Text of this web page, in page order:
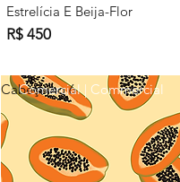
Estrelícia E Beija-Flor
R$ 450
Cabeçalho 6
Comercial | Commercial